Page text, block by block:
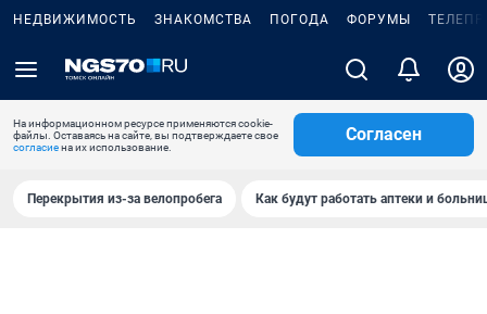
НЕДВИЖИМОСТЬ ЗНАКОМСТВА ПОГОДА ФОРУМЫ
На информационном ресурсе применяются cookie-
файлы. Оставаясь на сайте, вы подтверждаете свое
согласиена их использование.
Согласен
Перекрытия из-за велопробега Как будут работать аптеки и